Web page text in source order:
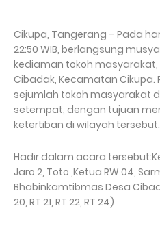
Cikupa, Tangerang – Pada
22:50 WIB, berlangsung
kediaman tokoh masyarakat,
Cibadak, Kecamatan Cikupa.
sejumlah tokoh masyarakat
setempat, dengan tujuan
ketertiban di wilayah tersebut.
Hadir dalam acara
Jaro 2, Toto ,Ketua RW 04,
Bhabinkamtibmas Desa
20, RT 21, RT 22, RT 24)